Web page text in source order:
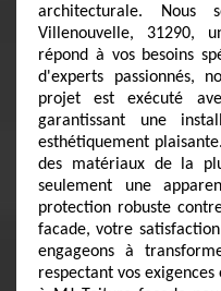
architecturale.
Villenouvelle, 31290,
répond à vos besoins
d'experts passionnés,
projet est exécuté
garantissant une
esthétiquement
des matériaux de la
seulement une
protection robuste
facade, votre
engageons à
respectant vos